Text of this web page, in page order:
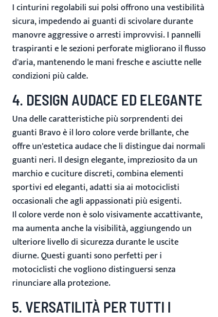
I cinturini regolabili sui polsi offrono una vestibilità
sicura, impedendo ai guanti di scivolare durante
manovre aggressive o arresti improvvisi. I pannelli
traspiranti e le sezioni perforate migliorano il flusso
d'aria, mantenendo le mani fresche e asciutte nelle
condizioni più calde.
4. DESIGN AUDACE ED ELEGANTE
Una delle caratteristiche più sorprendenti dei
guanti Bravo è il lorocolore verde brillante, che
offre un'estetica audace che li distingue dai normali
guanti neri. Il design elegante, impreziosito da un
marchio e cuciture discreti, combinaelementi
sportivi ed eleganti, adatti sia ai motociclisti
occasionali che agli appassionati più esigenti.
Il colore verde non è solo visivamente accattivante,
ma aumenta anche la visibilità, aggiungendo un
ulteriore livello di sicurezza durante le uscite
diurne. Questi guanti sono perfetti per i
motociclisti che vogliono distinguersi senza
rinunciare alla protezione.
5. VERSATILITÀ PER TUTTI I